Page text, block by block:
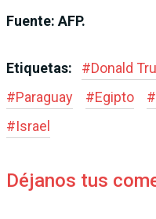
Fuente: AFP.
Etiquetas: #Donald
#Paraguay #Egipto #
#Israel
Déjanos tus